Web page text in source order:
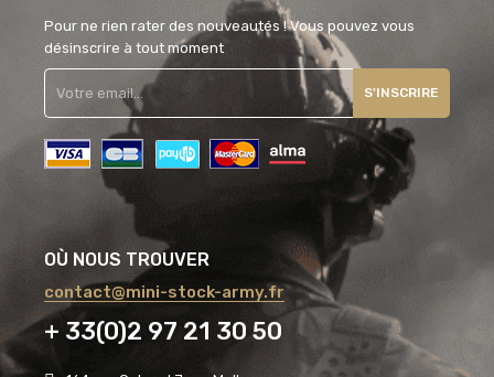
Pour ne rien rater des nouveautés ! Vous pouvez vous
désinscrire à tout moment
S'INSCRIRE
OÙ NOUS TROUVER
contact@mini-stock-army.fr
+ 33(0)2 97 21 30 50